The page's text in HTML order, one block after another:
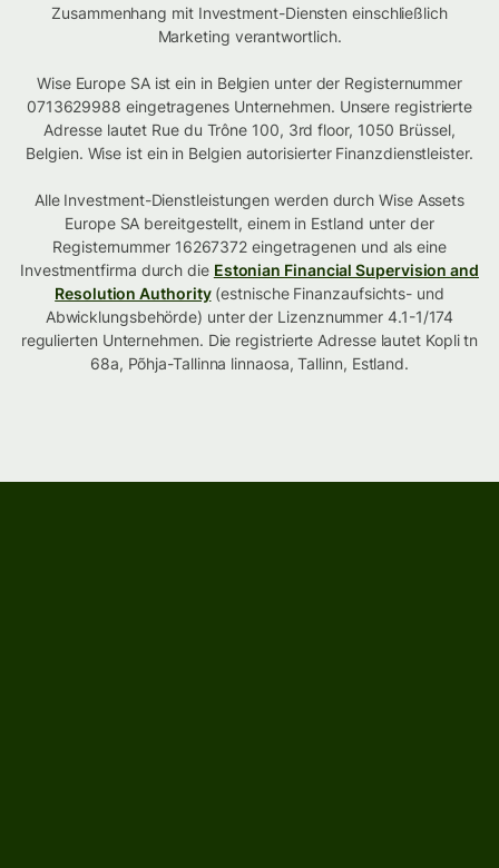
Zusammenhang mit Investment-Diensten einschließlich
Marketing verantwortlich.
Wise Europe SA ist ein in Belgien unter der Registernummer
0713629988 eingetragenes Unternehmen. Unsere registrierte
Adresse lautet Rue du Trône 100, 3rd floor, 1050 Brüssel,
Belgien. Wise ist ein in Belgien autorisierter Finanzdienstleister.
Alle Investment-Dienstleistungen werden durch Wise Assets
Europe SA bereitgestellt, einem in Estland unter der
Registernummer 16267372 eingetragenen und als eine
Investmentfirma durch die Estonian Financial Supervision and
Resolution Authority(estnische Finanzaufsichts- und
Abwicklungsbehörde) unter der Lizenznummer 4.1-1/174
regulierten Unternehmen. Die registrierte Adresse lautet Kopli tn
68a, Põhja-Tallinna linnaosa, Tallinn, Estland.